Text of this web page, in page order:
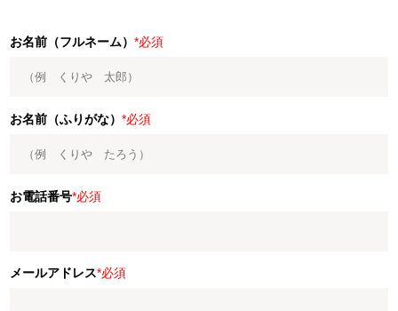
お名前（フルネーム）*必須
お名前（ふりがな）*必須
お電話番号*必須
メールアドレス*必須